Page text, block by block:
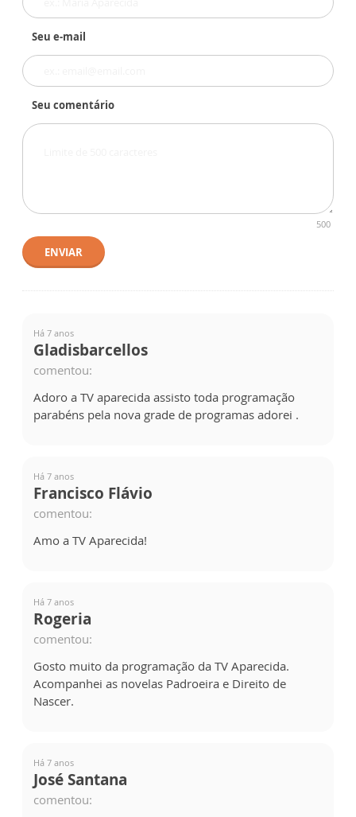
Seu e-mail
Seu comentário
500
ENVIAR
Há 7 anos
Gladisbarcellos
comentou:
Adoro a TV aparecida assisto toda programação
parabéns pela nova grade de programas adorei .
Há 7 anos
Francisco Flávio
comentou:
Amo a TV Aparecida!
Há 7 anos
Rogeria
comentou:
Gosto muito da programação da TV Aparecida.
Acompanhei as novelas Padroeira e Direito de
Nascer.
Há 7 anos
José Santana
comentou: